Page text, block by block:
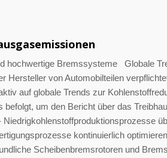
hochwertige Bremssysteme Globale
Hersteller von Automobilteilen
auf globale Trends zur
befolgt, um den Bericht über das
Niedrigkohlenstoffproduktionsprozesse
kontinuierlich
Scheibenbremsrotoren und